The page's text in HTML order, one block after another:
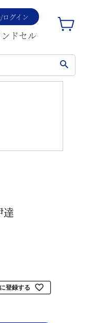
グイン
ンドセル
達
登録する